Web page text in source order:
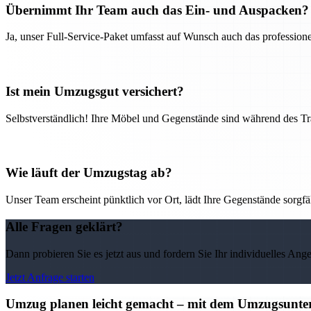
Übernimmt Ihr Team auch das Ein- und Auspacken?
Ja, unser Full-Service-Paket umfasst auf Wunsch auch das
Ist mein Umzugsgut versichert?
Selbstverständlich! Ihre Möbel und Gegenstände sind während des
Wie läuft der Umzugstag ab?
Unser Team erscheint pünktlich vor Ort, lädt Ihre Gegenstände
Alle Fragen geklärt?
Dann probieren Sie es jetzt aus und fordern Sie Ihr individuelles
Jetzt Anfrage starten
Umzug planen leicht gemacht – mit dem